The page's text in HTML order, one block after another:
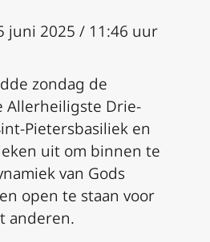
juni 2025 / 11:46 uur
zondag de
Allerheiligste Drie-
Pietersbasiliek en
uit om binnen te
van Gods
open te staan voor
anderen.